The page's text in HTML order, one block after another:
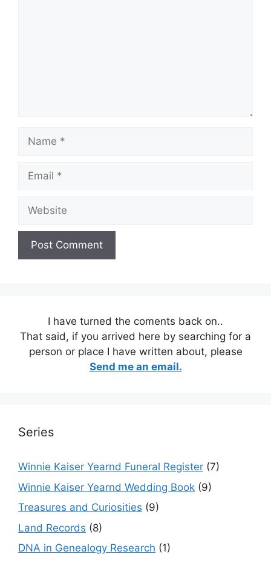
Name
Email
Website
I have turned the coments back on..
That said, if you arrived here by searching for a
person or place I have written about, please
Send me an email.
Series
Winnie Kaiser Yearnd Funeral Register (7)
Winnie Kaiser Yearnd Wedding Book (9)
Treasures and Curiosities (9)
Land Records (8)
DNA in Genealogy Research (1)